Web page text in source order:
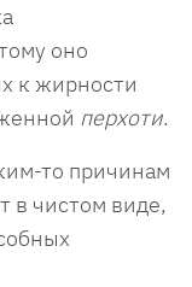
оно
к жирности
перхоти.
то причинам
в чистом виде,